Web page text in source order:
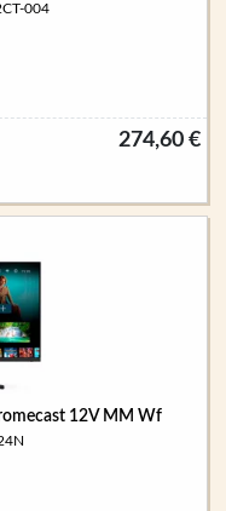
004
274,60 €
12V MM Wf